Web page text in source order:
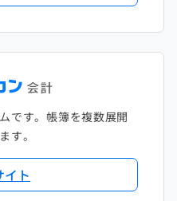
です。帳簿を複数展開
す。
イト